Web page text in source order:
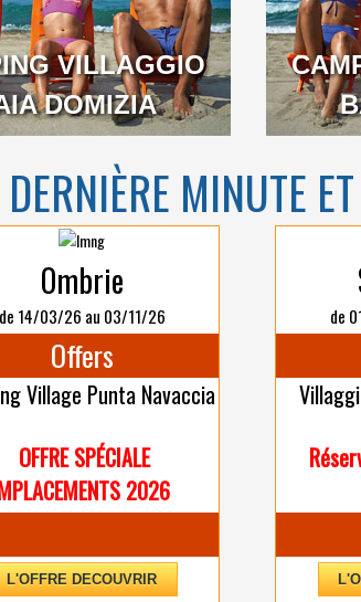
VILLAGGIO
DOMIZIA
DERNIÈRE MINUTE
Ombrie
de 14/03/26 au 03/11/26
Offers
Village Punta Navaccia
OFFRE SPÉCIALE
2026
L'OFFRE DECOUVRIR
de